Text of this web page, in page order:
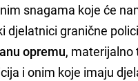
snagama koje će
djelatnici granične
opremu, materijalno
i onim koje imaju